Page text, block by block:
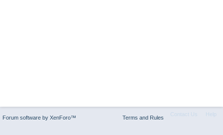
Contact Us Help
Terms and Rules
Forum software by XenForo™